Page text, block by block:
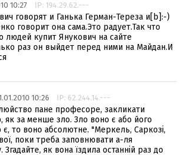
10:27 IP: 194.29.62.---
говорят и Ганька Герман-Тереза и[b]:-)
говорит она сама.Это радует.Так что
людей купит Янукович на сайте
раз он выйдет перед ними на Майдан.И
10:26 IP: 62.244.14.---
пане професоре, закликати
як за менше зло. Зло воно є або його
то воно абсолютне. "Меркель, Саркозі,
поки треба заповнювати а-ля
як вона їздила останній раз до